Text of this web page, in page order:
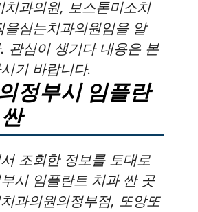
치과의원, 보스톤미소치
을심는치과의원임을 알
관심이 생기다 내용은 본
기 바랍니다.
정부시 임플란
조회한 정보를 토대로
시 임플란트 치과 싼 곳
과의원의정부점, 또앙또